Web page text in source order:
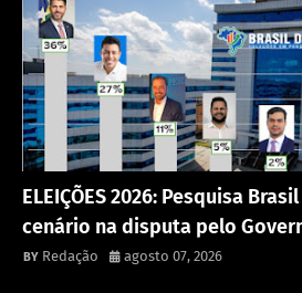
ELEIÇÕES 2026: Pesquisa
cenário na disputa pelo
Redação agosto 07, 2026